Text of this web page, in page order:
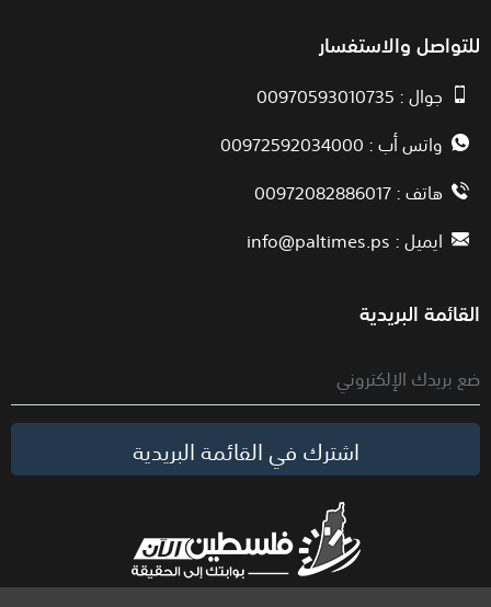
للتواصل والاستفسار
جوال : 00970593010735
واتس أب : 00972592034000
هاتف : 00972082886017
ايميل :info@paltimes.ps
القائمة البريدية
اشترك في القائمة البريدية